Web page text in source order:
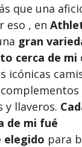
que una
eso , en
gran
cerca de mi
icónicas
y llaveros.
de mi fué
elegido para